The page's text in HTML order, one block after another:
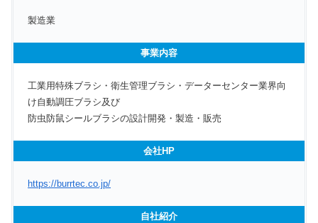
製造業
事業内容
工業用特殊ブラシ・衛生管理ブラシ・データーセンター業界向
け自動調圧ブラシ及び
防虫防鼠シールブラシの設計開発・製造・販売
会社HP
https://burrtec.co.jp/
自社紹介